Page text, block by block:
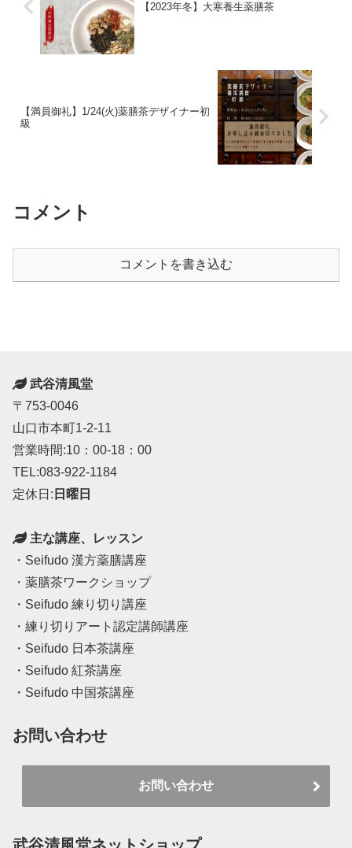
【2023年冬】大寒養生薬膳茶
【満員御礼】1/24(火)薬膳茶デザイナー初
級
コメント
コメントを書き込む
武谷清風堂
〒753-0046
山口市本町1-2-11
営業時間:10：00-18：00
TEL:083-922-1184
定休日: 日曜日
主な講座、レッスン
・Seifudo 漢方薬膳講座
・薬膳茶ワークショップ
・Seifudo 練り切り講座
・練り切りアート認定講師講座
・Seifudo 日本茶講座
・Seifudo 紅茶講座
・Seifudo 中国茶講座
お問い合わせ
お問い合わせ
武谷清風堂ネットショップ